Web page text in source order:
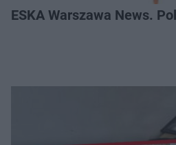
ESKA Warszawa News.